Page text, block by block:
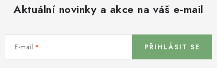
Aktuální novinky a akce na váš e-mail
E-mail PŘIHLÁSIT SE